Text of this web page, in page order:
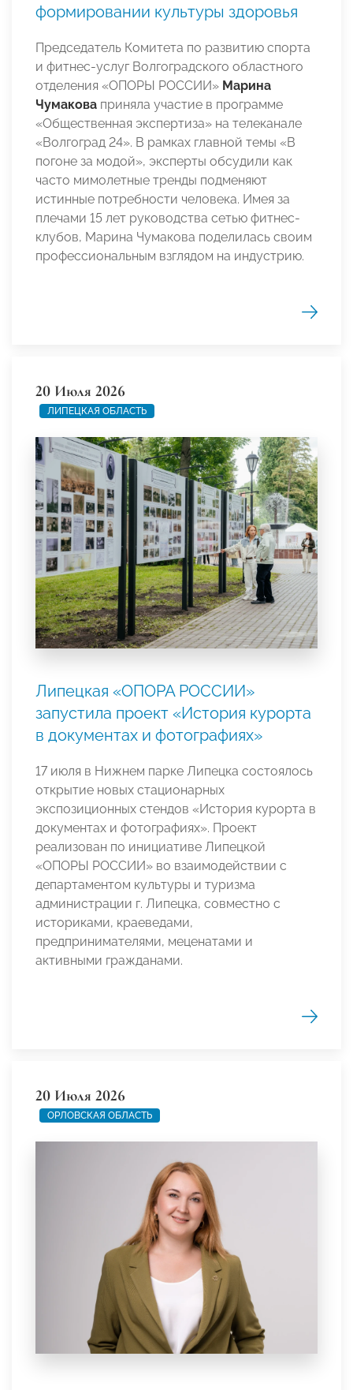
формировании культуры здоровья
Председатель Комитета по развитию спорта
и фитнес-услуг Волгоградского областного
отделения «ОПОРЫ РОССИИ» Марина
Чумакова приняла участие в программе
«Общественная экспертиза» на телеканале
«Волгоград 24». В рамках главной темы «В
погоне за модой», эксперты обсудили как
часто мимолетные тренды подменяют
истинные потребности человека. Имея за
плечами 15 лет руководства сетью фитнес-
клубов, Марина Чумакова поделилась своим
профессиональным взглядом на индустрию.
20 Июля 2026
ЛИПЕЦКАЯ ОБЛАСТЬ
Липецкая «ОПОРА РОССИИ»
запустила проект «История курорта
в документах и фотографиях»
17 июля в Нижнем парке Липецка состоялось
открытие новых стационарных
экспозиционных стендов «История курорта в
документах и фотографиях». Проект
реализован по инициативе Липецкой
«ОПОРЫ РОССИИ» во взаимодействии с
департаментом культуры и туризма
администрации г. Липецка, совместно с
историками, краеведами,
предпринимателями, меценатами и
активными гражданами.
20 Июля 2026
ОРЛОВСКАЯ ОБЛАСТЬ